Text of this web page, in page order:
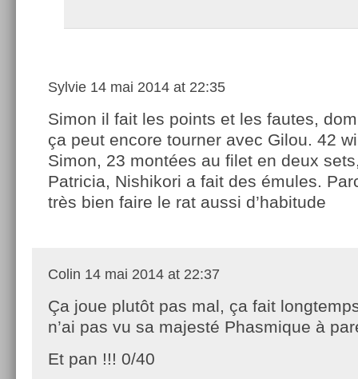
Sylvie 14 mai 2014 at 22:35
Simon il fait les points et les fautes,
ça peut encore tourner avec Gilou. 42
Simon, 23 montées au filet en deux
Patricia, Nishikori a fait des émules.
très bien faire le rat aussi d’habitude
Colin 14 mai 2014 at 22:37
Ça joue plutôt pas mal, ça fait
n’ai pas vu sa majesté Phasmique à
Et pan !!! 0/40